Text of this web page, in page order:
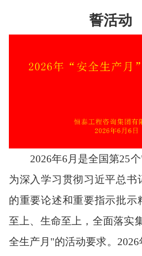
誓活动
2026年6月是全国第25
为深入学习贯彻习近平总书
的重要论述和重要指示批示
至上、生命至上，全面落实
全生产月"的活动要求。2026